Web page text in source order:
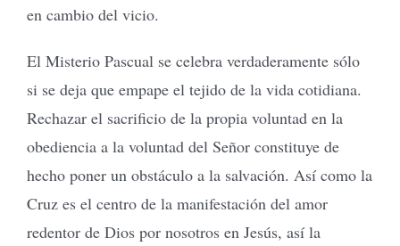
en cambio del vicio.
El Misterio Pascual se celebra verdaderamente sólo
si se deja que empape el tejido de la vida cotidiana.
Rechazar el sacrificio de la propia voluntad en la
obediencia a la voluntad del Señor constituye de
hecho poner un obstáculo a la salvación. Así como la
Cruz es el centro de la manifestación del amor
redentor de Dios por nosotros en Jesús, así la